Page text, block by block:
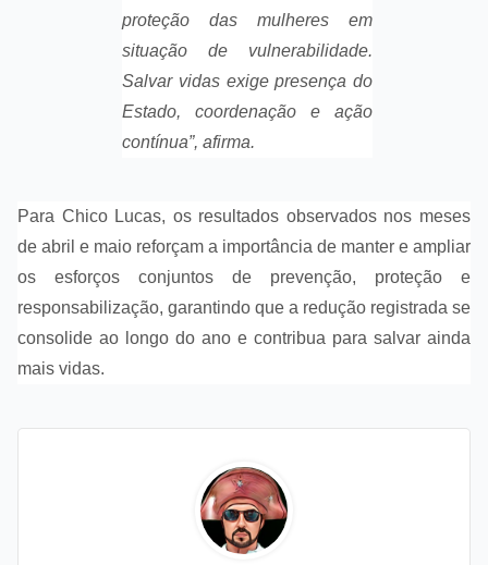
proteção das mulheres em
situação de vulnerabilidade.
Salvar vidas exige presença do
Estado, coordenação e ação
contínua”, afirma.
Para Chico Lucas, os resultados observados nos meses
de abril e maio reforçam a importância de manter e ampliar
os esforços conjuntos de prevenção, proteção e
responsabilização, garantindo que a redução registrada se
consolide ao longo do ano e contribua para salvar ainda
mais vidas.